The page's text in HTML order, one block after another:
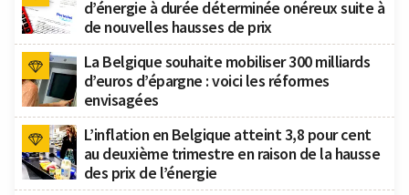
d’énergie à durée déterminée onéreux suite à
de nouvelles hausses de prix
La Belgique souhaite mobiliser 300 milliards
d’euros d’épargne : voici les réformes
envisagées
L’inflation en Belgique atteint 3,8 pour cent
au deuxième trimestre en raison de la hausse
des prix de l’énergie